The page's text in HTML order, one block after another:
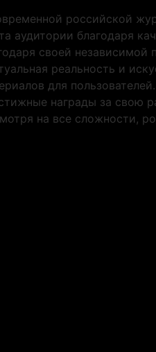
российской
аудитории благодаря
своей независимой
реальность и
для
награды за свою
на все сложности,